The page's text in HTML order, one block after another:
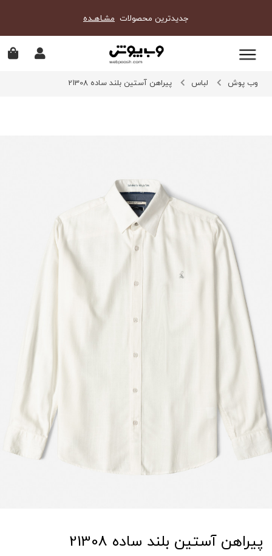
جدیدترین محصولات مشـاهـده
وب پوش لباس پیراهن آستین بلند ساده 21308
پیراهن آستین بلند ساده 21308